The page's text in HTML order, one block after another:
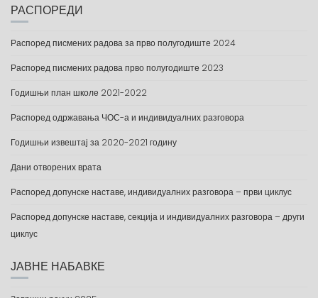
РАСПОРЕДИ
Распоред писмених радова за прво полугодиште 2024
Распоред писмених радова прво полугодиште 2023
Годишњи план школе 2021-2022
Распоред одржавања ЧОС-а и индивидуалних разговора
Годишњи извештај за 2020-2021 годину
Дани отворених врата
Распоред допунске наставе, индивидуалних разговора – први циклус
Распоред допунске наставе, секција и индивидуалних разговора – други
циклус
ЈАВНЕ НАБАВКЕ